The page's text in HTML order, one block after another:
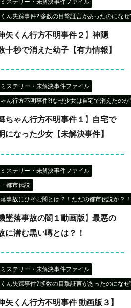
ステリー・未解決事件ファイル
ん失踪事件?!多数の目撃証言があったのにな
矢くん行方不明事件２】神隠
十秒で消えた幼子【有力情報】
ステリー・未解決事件ファイル
ん行方不明事件?!なぜ少女は自宅で消えたのか
ちゃん行方不明事件１】自宅で
になった少女【未解決事件】
ステリー・未解決事件ファイル
都市伝説
事故にひそむ闇とは？！ただの都市伝説か？
墜落事故の闇１動画版】最悪の
に潜む黒い噂とは？！
ステリー・未解決事件ファイル
ん失踪事件?!多数の目撃証言があったのにな
矢くん行方不明事件 動画版３】